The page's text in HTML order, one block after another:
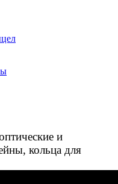
и
кольца для